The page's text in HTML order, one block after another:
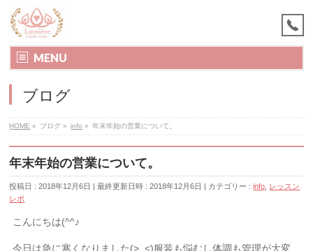
MENU
ブログ
HOME » ブログ » info » 年末年始の営業について。
年末年始の営業について。
投稿日 : 2018年12月6日 最終更新日時 : 2018年12月6日 カテゴリー :info レッスン
レポ
こんにちは(^^♪
今日は急に寒くなりました(>_<)服装も悩むし体調も管理が大変